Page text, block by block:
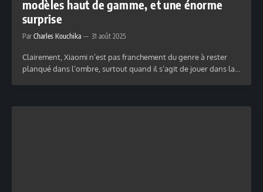
modèles haut de gamme, et une énorme
surprise
Par Charles Kouchika 31 août 2025
Clairement, Xiaomi n’est pas franchement du genre à rester
planqué dans l’ombre, surtout quand il s’agit de jouer dans la…